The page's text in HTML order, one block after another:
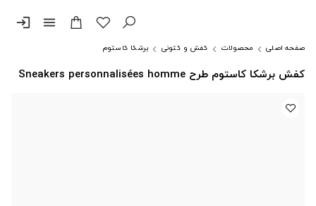
menu
login
صفحه اصلی محصولات کفش و کتونی برشکا کاستوم
کفش برشکا کاستوم طرح Sneakers personnalisées homme